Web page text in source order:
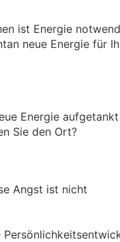
ist Energie
neue Energie für
Energie aufgetankt
Sie den Ort?
Angst ist nicht